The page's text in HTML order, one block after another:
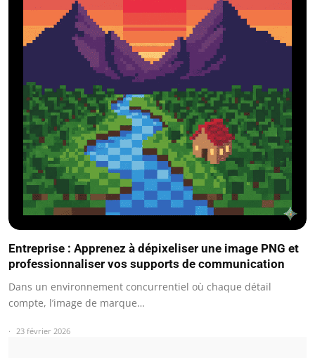
Entreprise : Apprenez à dépixeliser une image PNG et
professionnaliser vos supports de communication
Dans un environnement concurrentiel où chaque détail
compte, l’image de marque…
23 février 2026